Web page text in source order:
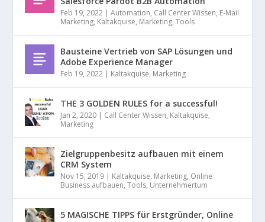
Feb 19, 2022 |Automation, Call Center Wissen, E-Mail
Marketing, Kaltakquise, Marketing,Tools
Bausteine Vertrieb von SAP Lösungen und
Adobe Experience Manager
Feb 19, 2022 | Kaltakquise, Marketing
THE 3 GOLDEN RULES for a successful!
Jan 2, 2020 | Call Center Wissen, Kaltakquise,
Marketing
Zielgruppenbesitz aufbauen mit einem
CRM System
Nov 15, 2019 | Kaltakquise, Marketing, Online
Business aufbauen,Tools, Unternehmertum
5 MAGISCHE TIPPS für Erstgründer, Online